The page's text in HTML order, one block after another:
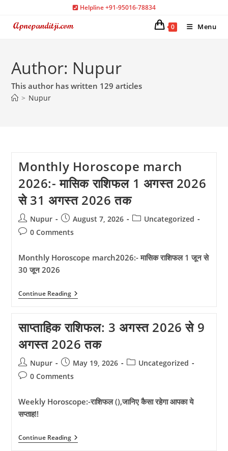
content
Helpline +91-95016-78834
0 Menu
Author: Nupur
This author has written 129 articles
> Nupur
Monthly Horoscope march
2026:- मासिक राशिफल 1 अगस्त 2026
से 31 अगस्त 2026 तक
Post
author:
Nupur
Post
published:
August 7, 2026
PostUncategorized
Post0 Comments
Monthly Horoscope march2026:- मासिक राशिफल 1 जून से
30 जून 2026
Continue ReadingMonthly
Horoscope
मासिक
राशिफल
1
अगस्त
2026
से
31
तक
साप्ताहिक राशिफल: 3 अगस्त 2026 से 9
अगस्त 2026 तक
Post
author:
Nupur
Post
published:
May 19, 2026
PostUncategorized
Post0 Comments
Weekly Horoscope:-राशिफल (),जानिए कैसा रहेगा आपका ये
सप्ताह!!
Continue Readingसाप्ताहिक
राशिफल: